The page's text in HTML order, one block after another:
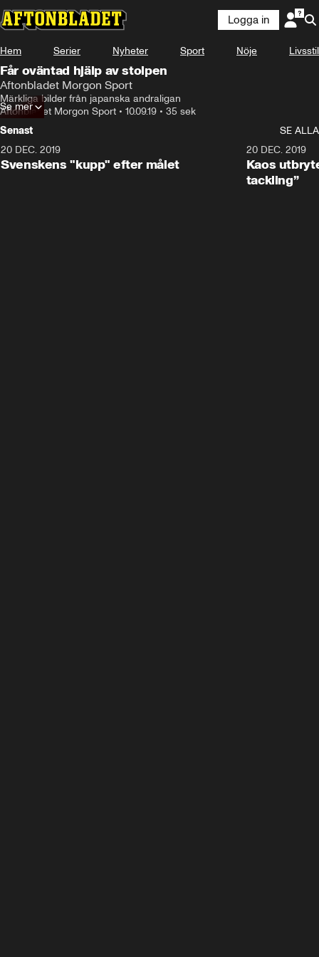
Logga in
Hem Serier Nyheter Sport Nöje Livsstil
Får oväntad hjälp av stolpen
Aftonbladet Morgon Sport
Märkliga bilder från japanska andraligan
Aftonbladet Morgon Sport • 10.09.19 • 35 sek
Se mer
Senast
SE ALLA
20 DEC. 2019
Svenskens "kupp" efter målet
20 DEC. 2019
Kaos
tackling”